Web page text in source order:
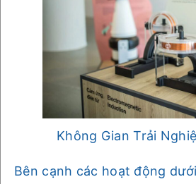
Không Gian Trải
Bên cạnh các hoạt động